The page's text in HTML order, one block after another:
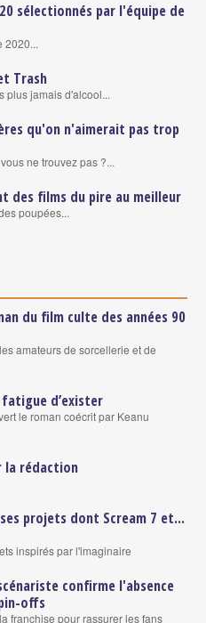
sélectionnés par l'équipe de
2020...
Trash
plus jamais d'alcool...
qu'on n'aimerait pas trop
ne trouvez pas ?...
des films du pire au meilleur
poupées...
du film culte des années 90
amateurs de sorcellerie et de
d’exister
le roman coécrit par Keanu
la rédaction
projets dont Scream 7 et...
inspirés par l'imaginaire
confirme l'absence
offs
franchise pour rassurer les fans